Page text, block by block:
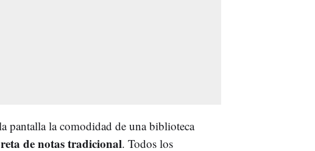
pantalla la comodidad de una biblioteca
de notas tradicional. Todos los